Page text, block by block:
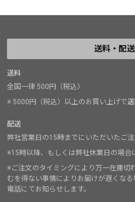
送料・配
送料
全国一律 500円（税込）
※ 5000円（税込）以上のお買い上げで
配送
弊社営業日の15時までにいただいたご
※15時以降、もしくは弊社休業日の場合
※ご注文のタイミングにより万一在庫切
むを得ない事情によりお届けが遅くな
電話にてお知らせします。